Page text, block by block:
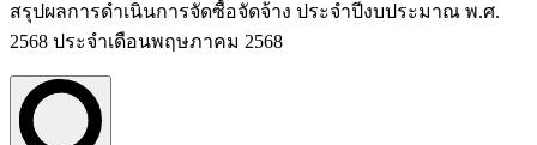
สรุปผลการดำเนินการจัดซื้อจัดจ้าง ประจำปีงบประมาณ พ.ศ.
2568 ประจำเดือนพฤษภาคม 2568